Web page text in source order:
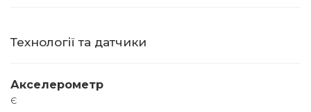
Технології та датчики
Акселерометр
є